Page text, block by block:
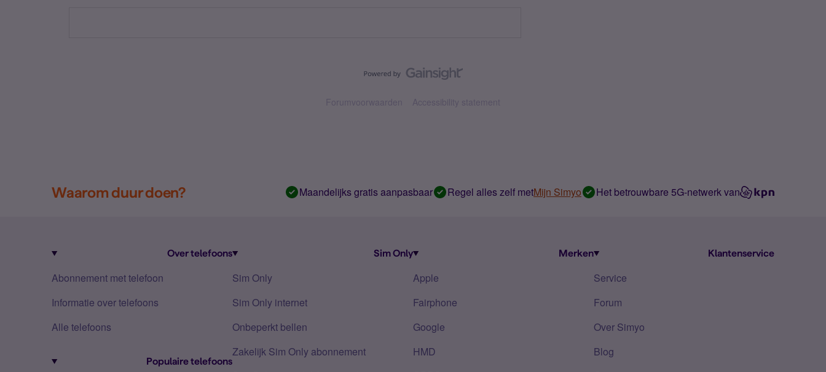
Forumvoorwaarden Accessibility statement
Waarom duur doen? Maandelijks gratis aanpasbaar Regel alles zelf metMijn Simyo Het betrouwbare 5G-netwerk van
Over telefoons
Abonnement met telefoon
Informatie over telefoons
Alle telefoons
Populaire telefoons
Sim Only
Sim Only
Sim Only internet
Onbeperkt bellen
Zakelijk Sim Only abonnement
Merken
Apple
Fairphone
Google
HMD
Klantenservice
Service
Forum
Over Simyo
Blog